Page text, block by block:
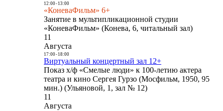
12:00- 13:00
«КоневаФильм» 6+
Занятие в мультипликационной студии
«КоневаФильм» (Конева, 6, читальный зал)
11
Августа
17:00- 18:00
Виртуальный концертный зал 12+
Показ х/ф «Смелые люди» к 100-летию актера
театра и кино Сергея Гурзо (Мосфильм, 1950, 95
мин.) (Ульяновой, 1, зал № 12)
11
Августа